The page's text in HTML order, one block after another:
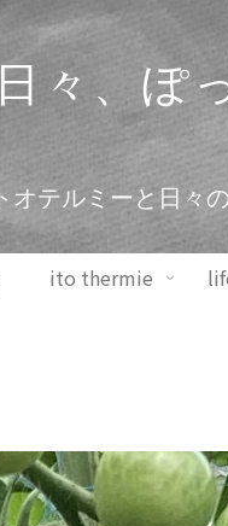
日々、ぽ
オテルミーと日々
ito thermie